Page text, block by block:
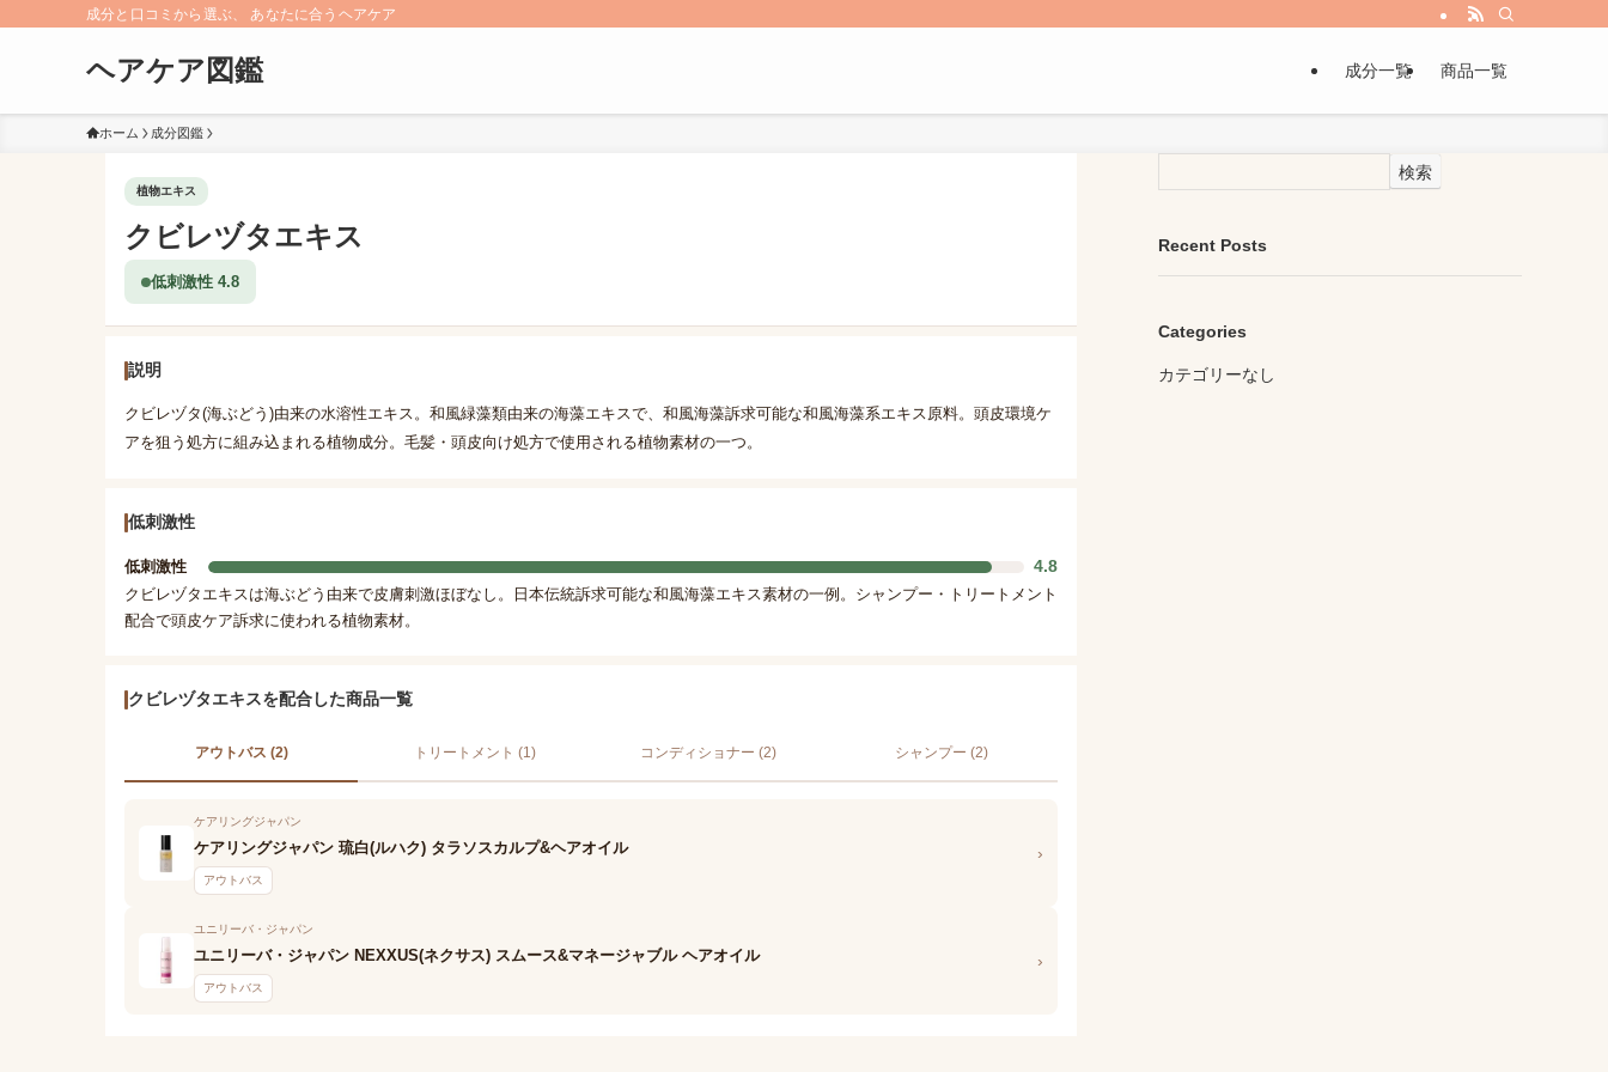
成分と口コミから選ぶ、 あなたに合うヘアケア
ヘアケア図鑑 成分一覧 商品一覧
ホーム 成分図鑑
植物エキス
クビレヅタエキス
低刺激性 4.8
説明
クビレヅタ(海ぶどう)由来の水溶性エキス。和風緑藻類由来の海藻エキスで、和風海藻訴求可能な和風海藻系エキス原料。頭皮環境ケ
アを狙う処方に組み込まれる植物成分。毛髪・頭皮向け処方で使用される植物素材の一つ。
低刺激性
低刺激性 4.8
クビレヅタエキスは海ぶどう由来で皮膚刺激ほぼなし。日本伝統訴求可能な和風海藻エキス素材の一例。シャンプー・トリートメント
配合で頭皮ケア訴求に使われる植物素材。
クビレヅタエキスを配合した商品一覧
アウトバス (2) トリートメント (1) コンディショナー (2) シャンプー (2)
ケアリングジャパン
ケアリングジャパン 琉白(ルハク) タラソスカルプ&ヘアオイル
アウトバス
›
ユニリーバ・ジャパン
ユニリーバ・ジャパン NEXXUS(ネクサス) スムース&マネージャブル ヘアオイル
アウトバス
›
検索
Recent Posts
Categories
カテゴリーなし